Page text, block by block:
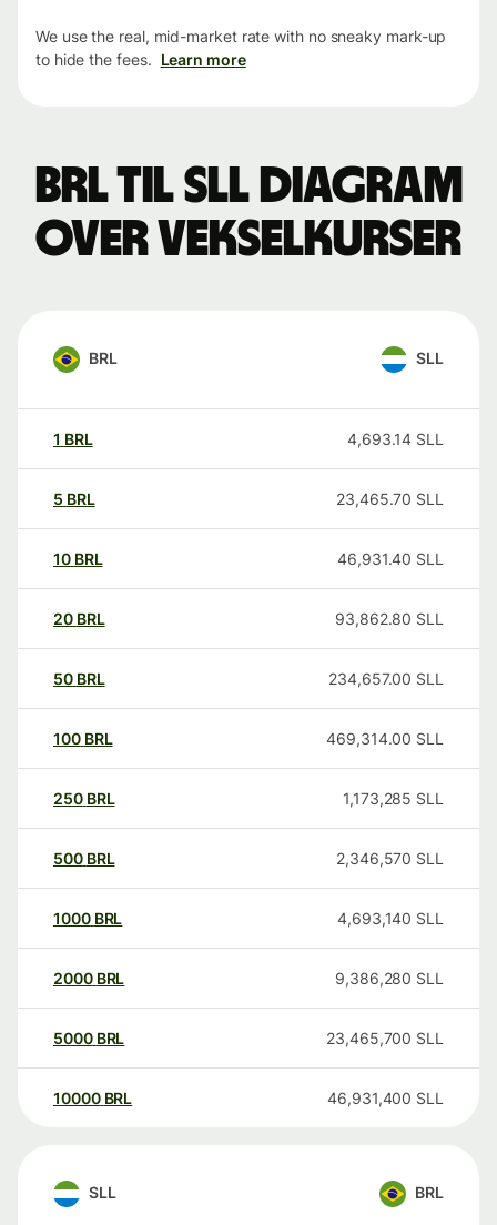
We use the real, mid-market rate with no sneaky mark-up
to hide the fees. Learn more
BRL til SLL Diagram
over vekselkurser
BRL SLL
1 BRL 4,693.14 SLL
5 BRL 23,465.70 SLL
10 BRL 46,931.40 SLL
20 BRL 93,862.80 SLL
50 BRL 234,657.00 SLL
100 BRL 469,314.00 SLL
250 BRL 1,173,285 SLL
500 BRL 2,346,570 SLL
1000 BRL 4,693,140 SLL
2000 BRL 9,386,280 SLL
5000 BRL 23,465,700 SLL
10000 BRL 46,931,400 SLL
SLL BRL